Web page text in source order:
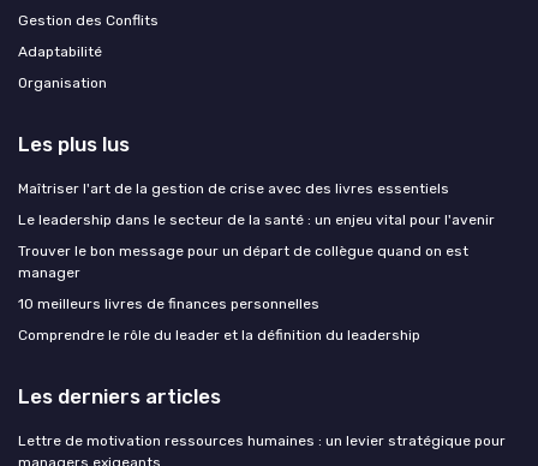
Gestion des Conflits
Adaptabilité
Organisation
Les plus lus
Maîtriser l'art de la gestion de crise avec des livres essentiels
Le leadership dans le secteur de la santé : un enjeu vital pour l'avenir
Trouver le bon message pour un départ de collègue quand on est
manager
10 meilleurs livres de finances personnelles
Comprendre le rôle du leader et la définition du leadership
Les derniers articles
Lettre de motivation ressources humaines : un levier stratégique pour
managers exigeants